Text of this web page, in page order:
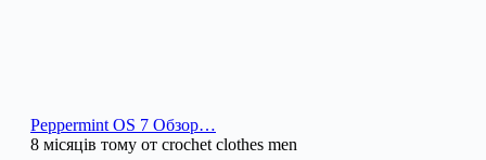
Peppermint OS 7 Обзор…
8 місяців тому от crochet clothes men